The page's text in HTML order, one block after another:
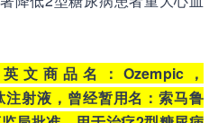
文商品名：Ozempic，
射液，曾经暂用名：索马鲁